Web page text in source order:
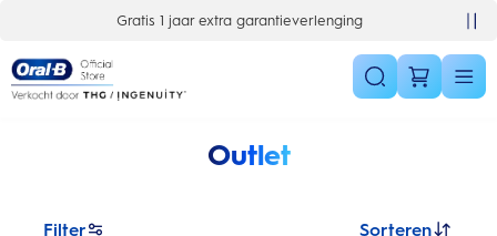
Gratis 1 jaar extra garantieverlenging
Outlet
Filter Sorteren